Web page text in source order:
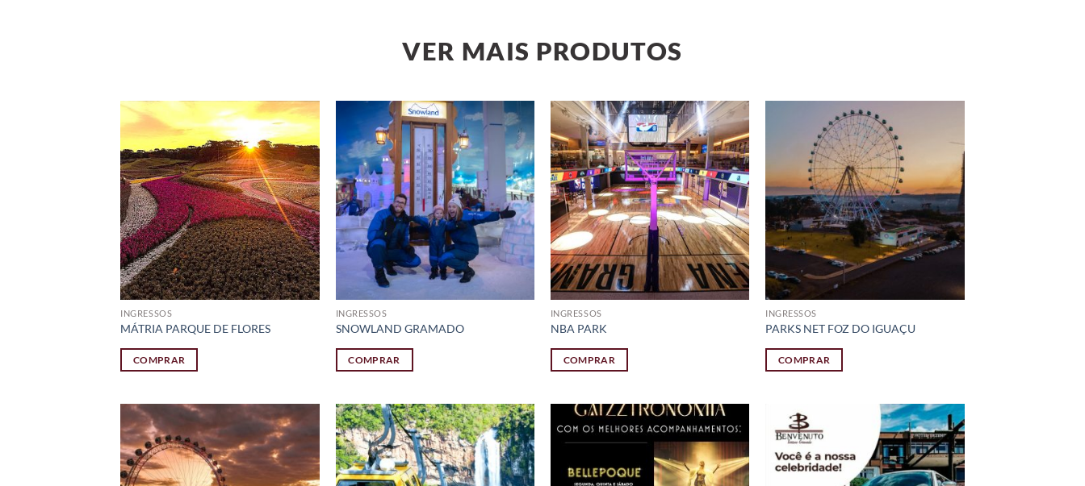
VER MAIS PRODUTOS
INGRESSOS
MÁTRIA PARQUE DE FLORES
COMPRAR
INGRESSOS
SNOWLAND GRAMADO
COMPRAR
INGRESSOS
NBA PARK
COMPRAR
INGRESSOS
PARKS NET FOZ DO IGUAÇU
COMPRAR